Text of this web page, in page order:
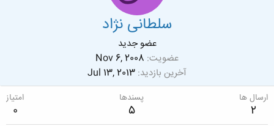
سلطانی نژاد
عضو جدید
عضویت Nov 6, 2008
آخرین بازدید Jul 13, 2013
ارسال ها
2
پسندها
5
امتیاز
0